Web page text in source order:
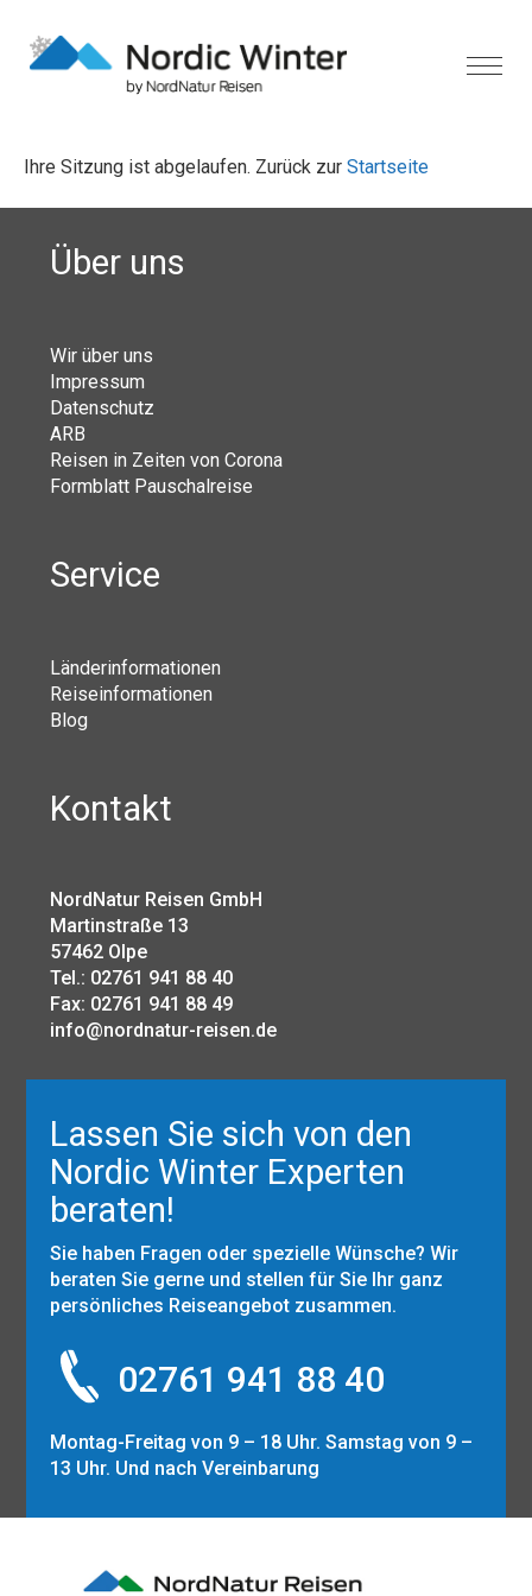
Ihre Sitzung ist abgelaufen. Zurück zur Startseite
Über uns
Wir über uns
Impressum
Datenschutz
ARB
Reisen in Zeiten von Corona
Formblatt Pauschalreise
Service
Länderinformationen
Reiseinformationen
Blog
Kontakt
NordNatur Reisen GmbH
Martinstraße 13
57462 Olpe
Tel.: 02761 941 88 40
Fax: 02761 941 88 49
info@nordnatur-reisen.de
Lassen Sie sich von den
Nordic Winter Experten
beraten!
Sie haben Fragen oder spezielle Wünsche? Wir
beraten Sie gerne und stellen für Sie Ihr ganz
persönliches Reiseangebot zusammen.
02761 941 88 40
Montag-Freitag von 9 – 18 Uhr. Samstag von 9 –
13 Uhr. Und nach Vereinbarung